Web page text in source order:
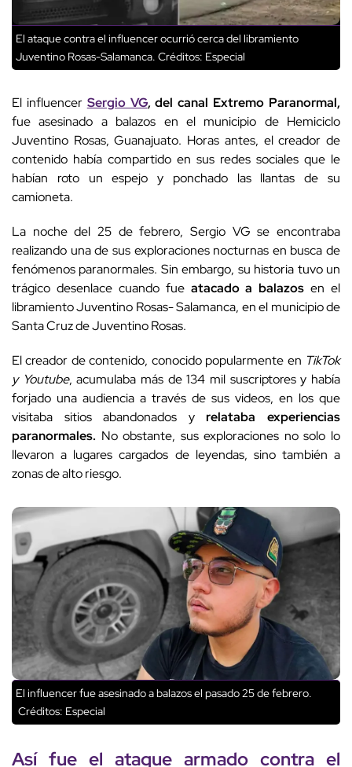
El ataque contra el influencer ocurrió cerca del libramiento
Juventino Rosas-Salamanca. Créditos: Especial
El influencer Sergio VG, del canal Extremo Paranormal,
fue asesinado a balazos en el municipio de Hemiciclo
Juventino Rosas, Guanajuato. Horas antes, el creador de
contenido había compartido en sus redes sociales que le
habían roto un espejo y ponchado las llantas de su
camioneta.
La noche del 25 de febrero, Sergio VG se encontraba
realizando una de sus exploraciones nocturnas en busca de
fenómenos paranormales. Sin embargo, su historia tuvo un
trágico desenlace cuando fue atacado a balazos en el
libramiento Juventino Rosas- Salamanca, en el municipio de
Santa Cruz de Juventino Rosas.
El creador de contenido, conocido popularmente en TikTok
y Youtube, acumulaba más de 134 mil suscriptores y había
forjado una audiencia a través de sus videos, en los que
visitaba sitios abandonados yrelataba experiencias
paranormales. No obstante, sus exploraciones no solo lo
llevaron a lugares cargados de leyendas, sino también a
zonas de alto riesgo.
El influencer fue asesinado a balazos el pasado 25 de febrero.
Créditos: Especial
Así fue el ataque armado contra el